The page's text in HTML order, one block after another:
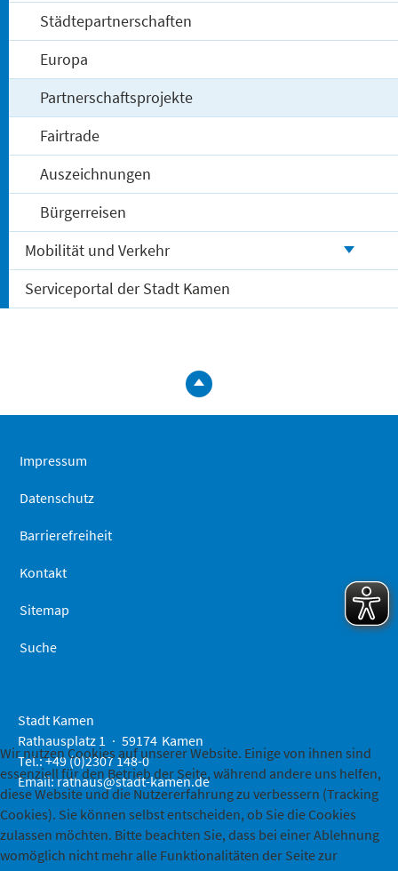
Städtepartnerschaften
Europa
Partnerschaftsprojekte
Fairtrade
Auszeichnungen
Bürgerreisen
Mobilität und Verkehr
Serviceportal der Stadt Kamen
zum
Impressum
Datenschutz
Barrierefreiheit
Kontakt
Sitemap
Suche
Stadt Kamen
Rathausplatz 1
59174 Kamen
Tel.: +49 (0)2307 148-0
Email:rathaus@stadt-kamen.de
Wir nutzen Cookies auf unserer Website. Einige von ihnen sind
essenziell für den Betrieb der Seite, während andere uns helfen,
diese Website und die Nutzererfahrung zu verbessern (Tracking
Cookies). Sie können selbst entscheiden, ob Sie die Cookies
zulassen möchten. Bitte beachten Sie, dass bei einer Ablehnung
womöglich nicht mehr alle Funktionalitäten der Seite zur